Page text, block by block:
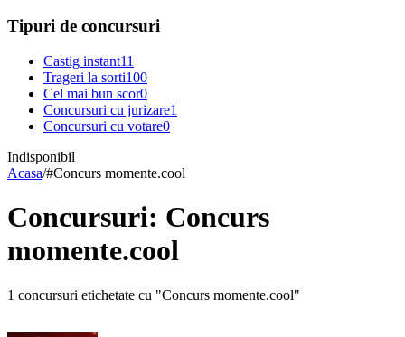
Tipuri de concursuri
Castig instant11
Trageri la sorti100
Cel mai bun scor0
Concursuri cu jurizare1
Concursuri cu votare0
Indisponibil
Acasa/#Concurs momente.cool
Concursuri: Concurs
momente.cool
1 concursuri etichetate cu "Concurs momente.cool"